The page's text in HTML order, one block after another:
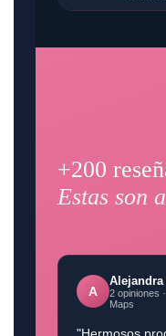
+200
Estas son
A
Alejandra
2 opiniones
Maps